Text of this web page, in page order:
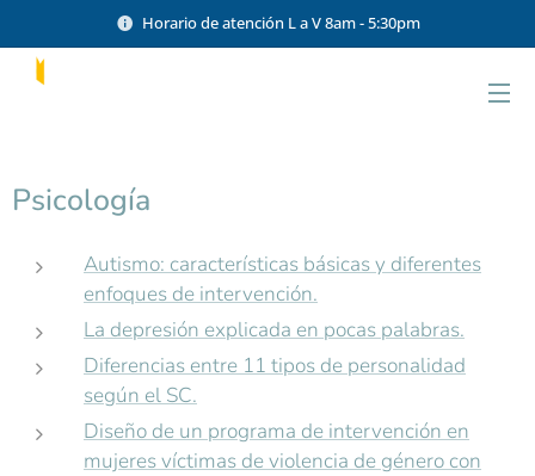
Horario de atención L a V 8am - 5:30pm
Psicología
Autismo: características básicas y diferentes
enfoques de intervención.
La depresión explicada en pocas palabras.
Diferencias entre 11 tipos de personalidad
según el SC.
Diseño de un programa de intervención en
mujeres víctimas de violencia de género con